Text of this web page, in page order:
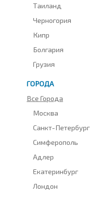
Таиланд
Черногория
Кипр
Болгария
Грузия
ГОРОДА
Все Города
Москва
Санкт-Петербург
Симферополь
Адлер
Екатеринбург
Лондон